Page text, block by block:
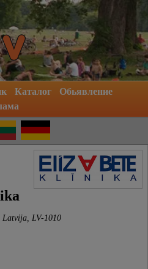
Каталог
Обьявление
Latvija, LV-1010